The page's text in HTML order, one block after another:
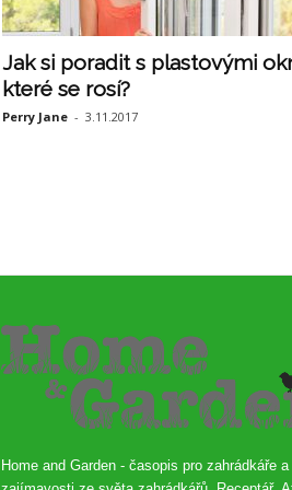
Jak si poradit s plastovými
které se rosí?
Perry Jane - 3.11.2017
Home and Garden - časopis pro zahrádkáře a